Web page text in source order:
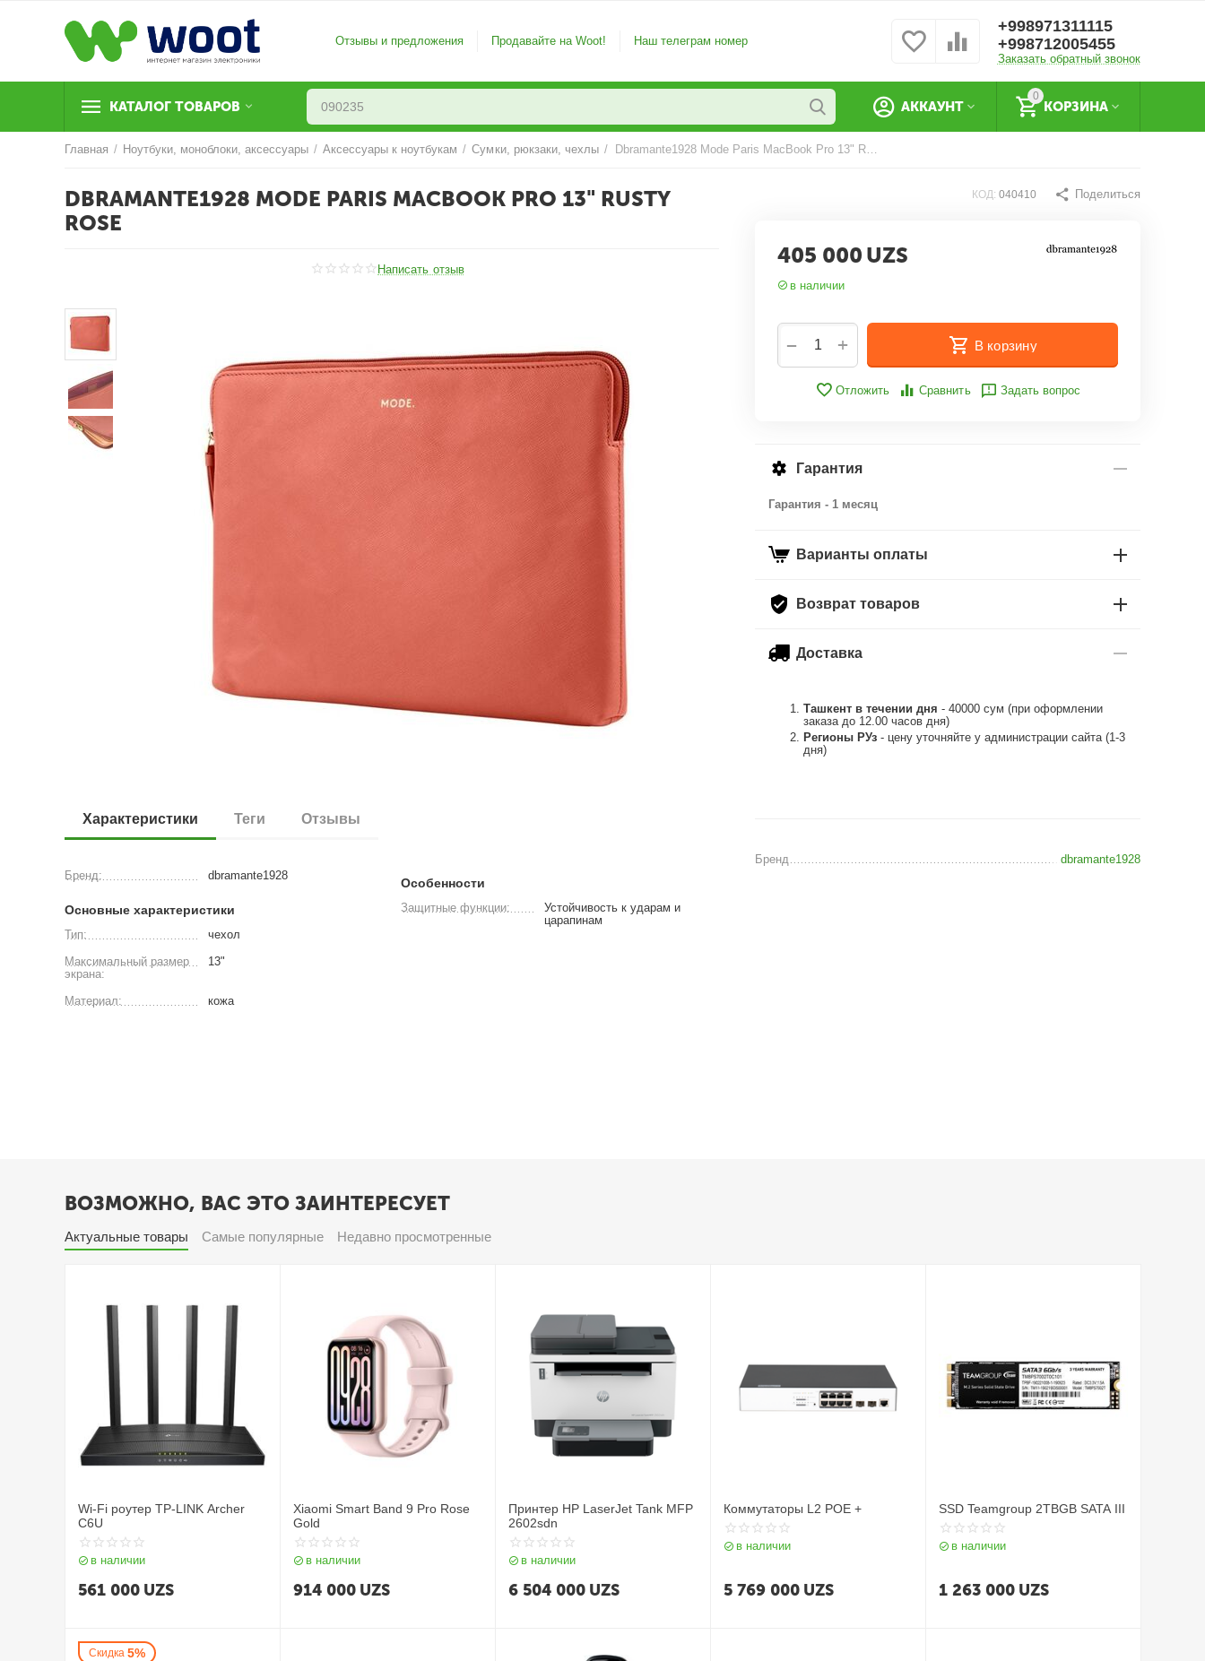
Отзывы и предложения Продавайте на Woot! Наш телеграм номер
+998971311115
+998712005455
Заказать обратный звонок
КАТАЛОГ ТОВАРОВ
0
КОРЗИНА
АККАУНТ
Главная / Ноутбуки, моноблоки, аксессуары / Аксессуары к ноутбукам / Сумки, рюкзаки, чехлы / Dbramante1928 Mode Paris MacBook Pro 13" Rusty Rose
DBRAMANTE1928 MODE PARIS MACBOOK PRO 13" RUSTY
ROSE
Написать отзыв
КОД: 040410 Поделиться
405 000 UZS
в наличии
+
− В корзину
Отложить Сравнить Задать вопрос
Гарантия
Гарантия - 1 месяц
Варианты оплаты
Возврат товаров
Доставка
Ташкент в течении дня - 40000 сум (при оформлении
заказа до 12.00 часов дня)
Регионы РУз - цену уточняйте у администрации сайта (1-3
дня)
Бренд dbramante1928
Характеристики Теги Отзывы
Бренд: dbramante1928
Основные характеристики
Тип:
чехол
Максимальный размер
экрана:
13"
Материал: кожа
Особенности
Защитные функции:
Устойчивость к ударам и
царапинам
ВОЗМОЖНО, ВАС ЭТО ЗАИНТЕРЕСУЕТ
Актуальные товары Самые популярные Недавно просмотренные
Wi-Fi роутер TP-LINK Archer
C6U
в наличии
561 000 UZS
Xiaomi Smart Band 9 Pro Rose
Gold
в наличии
914 000 UZS
Принтер HP LaserJet Tank MFP
2602sdn
в наличии
6 504 000 UZS
Коммутаторы L2 POE +
в наличии
5 769 000 UZS
SSD Teamgroup 2TBGB SATA III
в наличии
1 263 000 UZS
Скидка 5%